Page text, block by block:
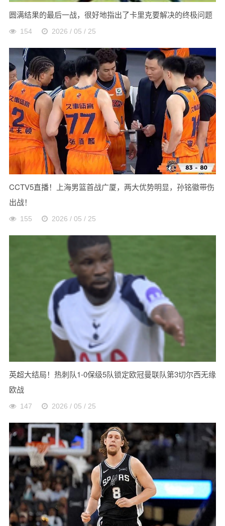
圆满结果的最后一战，很好地指出了卡里克要解决的终极问题
154 2026 / 05 / 25
CCTV5直播！上海男篮首战广厦，两大优势明显，孙铭徽带伤
出战！
155 2026 / 05 / 25
英超大结局！热刺队1-0保级5队锁定欧冠曼联队第3切尔西无缘
欧战
147 2026 / 05 / 25